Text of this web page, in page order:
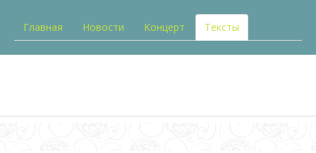
Главная Новости Концерт Тексты